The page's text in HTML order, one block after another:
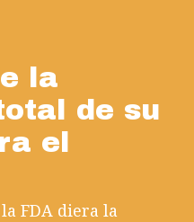
la
de su
el
FDA diera la